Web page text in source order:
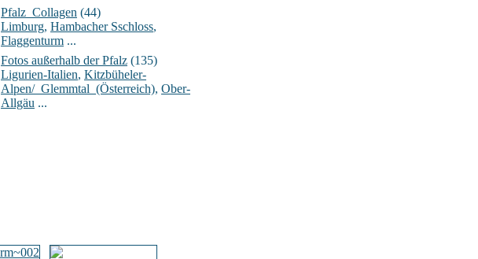
Pfalz_Collagen (44)
Limburg, Hambacher Sschloss,
Flaggenturm ...
Fotos außerhalb der Pfalz (135)
Ligurien-Italien, Kitzbüheler-
Alpen/_Glemmtal_(Österreich), Ober-
Allgäu ...